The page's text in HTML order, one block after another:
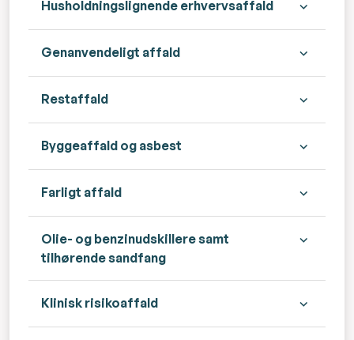
Husholdningslignende erhvervsaffald
Genanvendeligt affald
Restaffald
Byggeaffald og asbest
Farligt affald
Olie- og benzinudskillere samt
tilhørende sandfang
Klinisk risikoaffald